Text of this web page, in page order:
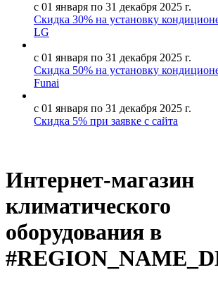
с 01 января по 31 декабря 2025 г.
Скидка 30% на установку
LG
с 01 января по 31 декабря 2025 г.
Скидка 50% на установку
Funai
с 01 января по 31 декабря 2025 г.
Скидка 5% при заявке с сайта
Интернет-магазин
климатического
оборудования в